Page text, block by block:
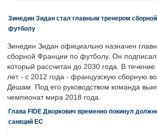
Зинедин Зидан стал главным тренером
футболу
Зинедин Зидан официально назначен
сборной Франции по футболу. Он подписал
который рассчитан до 2030 года. В
лет - с 2012 года - французскую сборную
Дешам. Под его руководством команда
чемпионат мира 2018 года.
Глава FIDE Дворкович временно покинул
санкций ЕС